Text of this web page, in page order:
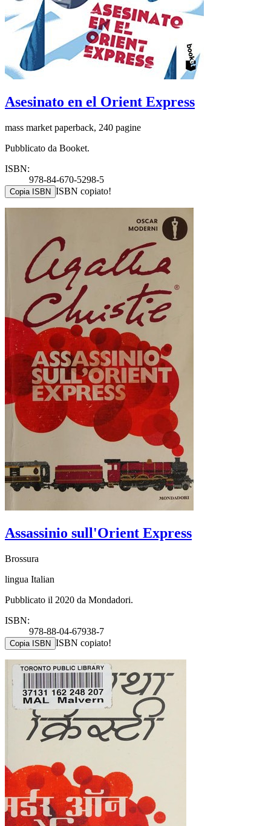
Asesinato en el Orient Express
mass market paperback, 240 pagine
Pubblicato da Booket.
ISBN:
978-84-670-5298-5
Copia ISBN ISBN copiato!
Assassinio sull'Orient Express
Brossura
lingua Italian
Pubblicato il 2020 da Mondadori.
ISBN:
978-88-04-67938-7
Copia ISBN ISBN copiato!